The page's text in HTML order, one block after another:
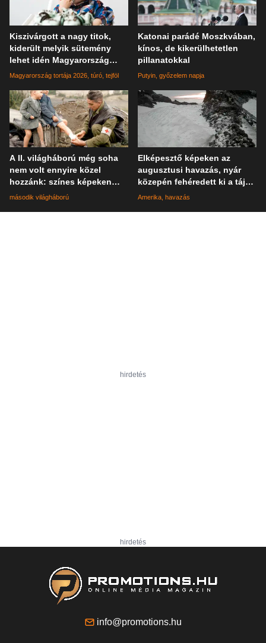
Kiszivárgott a nagy titok,
kiderült melyik sütemény
lehet idén Magyarország
tortája
Magyarország tortája 2026 túró tejföl
Katonai parádé Moszkvában,
kínos, de kikerülhetetlen
pillanatokkal
Putyin győzelem napja
A II. világháború még soha
nem volt ennyire közel
hozzánk: színes képeken
elevenednek meg a katonák
második világháború
Elképesztő képeken az
augusztusi havazás, nyár
közepén fehéredett ki a táj
Kaliforniában
Amerika havazás
hirdetés
hirdetés
info@promotions.hu